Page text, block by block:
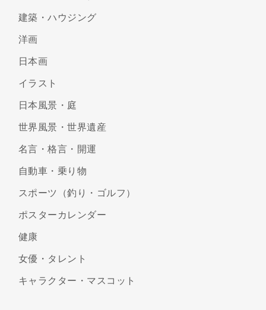
建築・ハウジング
洋画
日本画
イラスト
日本風景・庭
世界風景・世界遺産
名言・格言・開運
自動車・乗り物
スポーツ（釣り・ゴルフ）
ポスターカレンダー
健康
女優・タレント
キャラクター・マスコット